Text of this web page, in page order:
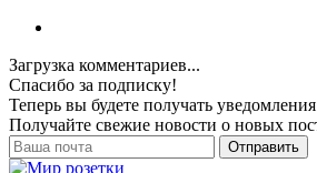
Загрузка комментариев...
Спасибо за подписку!
Теперь вы будете получать
Получайте свежие новости о новых
Отправить